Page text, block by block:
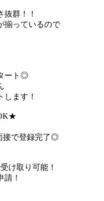
群！！
揃っているので
ート◎
ます！
接で登録完了◎
け取り可能！
！